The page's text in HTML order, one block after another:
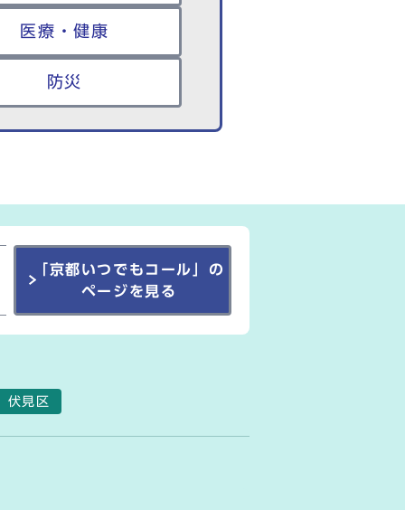
医療・健康
防災
「京都いつでもコール」の
ページを見る
伏見区